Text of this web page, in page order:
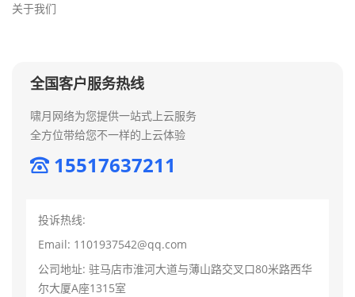
关于我们
全国客户服务热线
啸月网络为您提供一站式上云服务
全方位带给您不一样的上云体验
15517637211
投诉热线:
Email: 1101937542@qq.com
公司地址: 驻马店市淮河大道与薄山路交叉口80米路西华
尔大厦A座1315室